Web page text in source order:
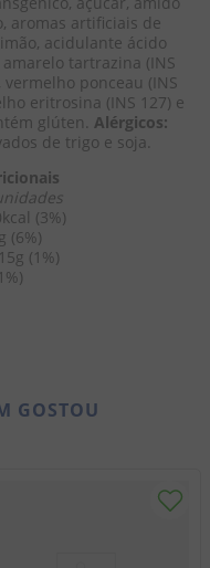
aromas artificiais de
acidulante ácido
tartrazina (INS
vermelho ponceau (INS
eritrosina (INS 127) e
glúten. Alérgicos:
de trigo e soja.
(3%)
(6%)
(1%)
GOSTOU